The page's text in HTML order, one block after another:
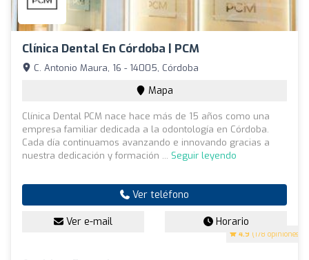
Clínica Dental En Córdoba | PCM
4.9 (178 opiniones)
C. Antonio Maura, 16 - 14005, Córdoba
Mapa
Clínica Dental PCM nace hace más de 15 años como una
empresa familiar dedicada a la odontología en Córdoba.
Cada día continuamos avanzando e innovando gracias a
nuestra dedicación y formación ... Seguir leyendo
Ver teléfono
Ver e-mail Horario